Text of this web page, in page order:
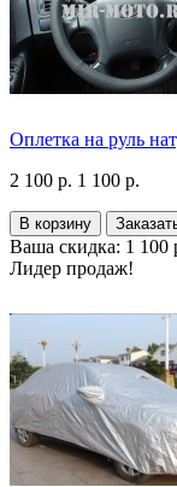
Оплетка на руль
2 100 р. 1 100 р.
В корзину
Ваша скидка: 1 100
Лидер продаж!